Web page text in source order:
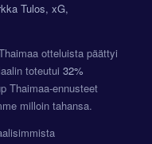
Tulos, xG,
otteluista päättyi
toteutui 32%
Thaimaa-ennusteet
milloin tahansa.